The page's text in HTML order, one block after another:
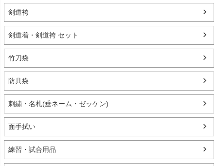
剣道袴
剣道着・剣道袴 セット
竹刀袋
防具袋
刺繍・名札(垂ネーム・ゼッケン)
面手拭い
練習・試合用品